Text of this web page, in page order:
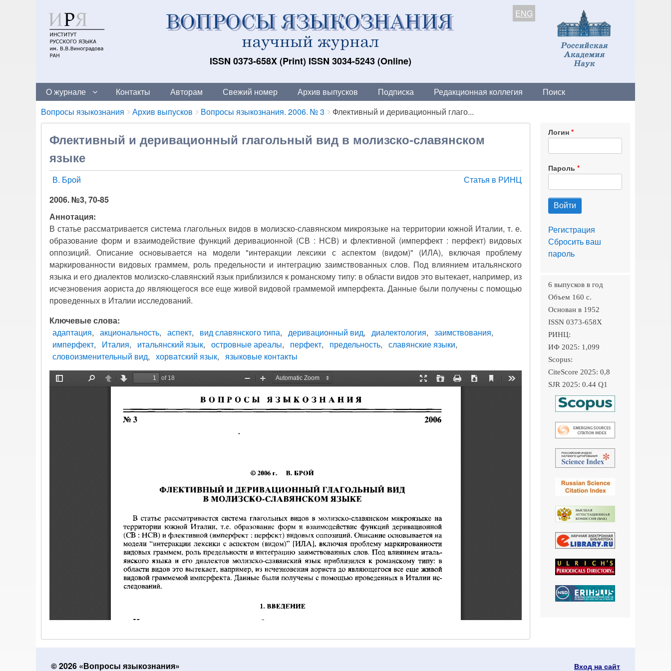
ISSN 0373-658X (Print) ISSN 3034-5243 (Online)
ENG
О журнале Контакты Авторам Свежий номер Архив выпусков Подписка Редакционная коллегия Поиск
Breadcrumbs
You
are
here:
Вопросы языкознания Архив выпусков Вопросы языкознания. 2006. № 3 Флективный и деривационный глаго...
Флективный и деривационный глагольный вид в молизско-славянском
языке
В. Брой
Статья в РИНЦ
2006. №3, 70-85
Аннотация:
В статье рассматривается система глагольных видов в молизско-славянском микроязыке на территории южной Италии, т. е.
образование форм и взаимодействие функций деривационной (СВ : НСВ) и флективной (имперфект : перфект) видовых
оппозиций. Описание основывается на модели "интеракции лексики с аспектом (видом)" (ИЛА), включая проблему
маркированности видовых граммем, роль предельности и интеграцию заимствованных слов. Под влиянием итальянского
языка и его диалектов молизско-славянский язык приблизился к романскому типу: в области видов это вытекает, например, из
исчезновения аориста до являющегося все еще живой видовой граммемой имперфекта. Данные были получены с помощью
проведенных в Италии исследований.
Ключевые слова
адаптация
акциональность аспект вид славянского типа деривационный вид диалектология
заимствования
имперфект
Италия итальянский язык островные ареалы перфект предельность
славянские языки
словоизменительный вид
хорватский язык языковые контакты
Логин
Пароль
Регистрация
Сбросить ваш
пароль
6 выпусков в год
Объем 160 c.
Основан в 1952
ISSN 0373-658X
РИНЦ:
ИФ 2025: 1,099
Scopus:
CiteScore 2025: 0,8
SJR 2025: 0.44 Q1
© 2026 «Вопросы языкознания» Вход на сайт